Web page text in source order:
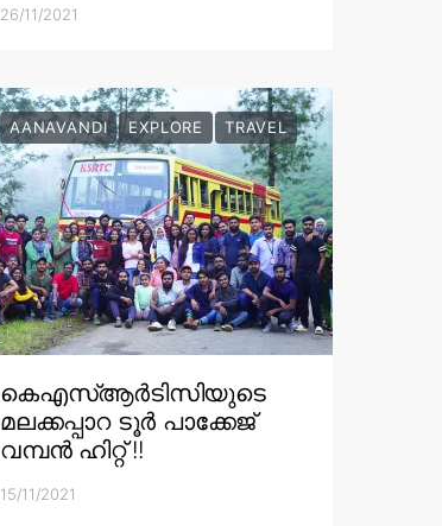
26/11/2021
AANAVANDI EXPLORE TRAVEL
കെഎസ്ആർടിസിയുടെ
മലക്കപ്പാറ ടൂർ പാക്കേജ്
വമ്പൻ ഹിറ്റ് !!
15/11/2021